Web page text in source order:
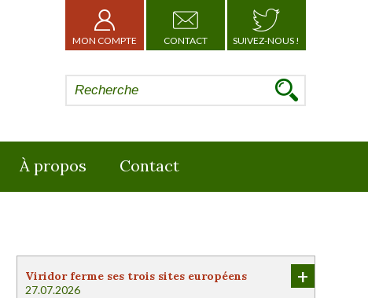
MON COMPTE CONTACT SUIVEZ-NOUS !
À propos Contact
Viridor ferme ses trois sites européens
27.07.2026
+